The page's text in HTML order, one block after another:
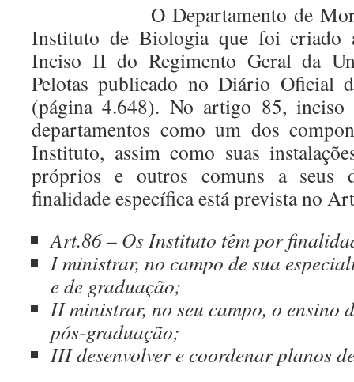
O Departamento de
Instituto de Biologia que foi criado
Inciso II do Regimento Geral da
Pelotas publicado no Diário Oficial
(página 4.648). No artigo 85,
departamentos como um dos
Instituto, assim como suas
próprios e outros comuns a seus
finalidade específica está prevista no
Art.86 – Os Instituto têm por
I ministrar, no campo de sua
e de graduação;
II ministrar, no seu campo, o ensino
pós-graduação;
III desenvolver e coordenar planos